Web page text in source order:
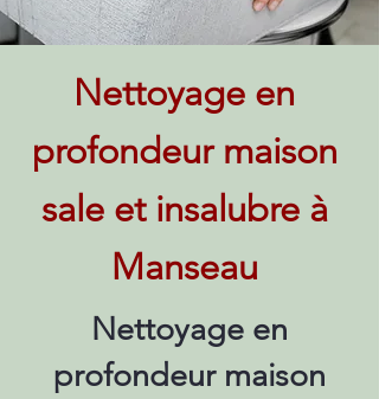
Nettoyage en
profondeur maison
sale et insalubre à
Manseau
Nettoyage en
profondeur maison